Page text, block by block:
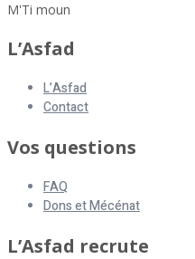
M'Ti moun
L’Asfad
L’Asfad
Contact
Vos questions
FAQ
Dons et Mécénat
L’Asfad recrute